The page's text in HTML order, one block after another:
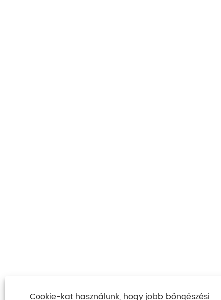
Cookie-kat használunk, hogy jobb böngészési